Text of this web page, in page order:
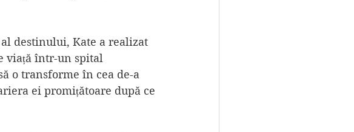
destinului, Kate a realizat
viață într-un spital
o transforme în cea de-a
ei promițătoare după ce